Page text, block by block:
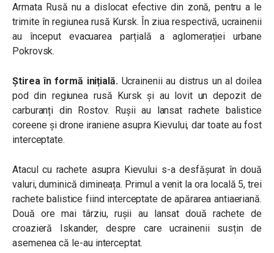
Armata Rusă nu a dislocat efective din zonă, pentru a le
trimite în regiunea rusă Kursk. În ziua respectivă, ucrainenii
au început evacuarea parțială a aglomerației urbane
Pokrovsk.
Știrea în formă inițială. Ucrainenii au distrus un al doilea
pod din regiunea rusă Kursk și au lovit un depozit de
carburanți din Rostov. Rușii au lansat rachete balistice
coreene și drone iraniene asupra Kievului, dar toate au fost
interceptate.
Atacul cu rachete asupra Kievului s-a desfășurat în două
valuri, duminică dimineața. Primul a venit la ora locală 5, trei
rachete balistice fiind interceptate de apărarea antiaeriană.
Două ore mai târziu, rușii au lansat două rachete de
croazieră Iskander, despre care ucrainenii susțin de
asemenea că le-au interceptat.